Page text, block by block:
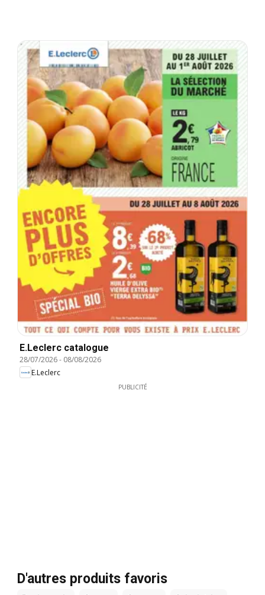
E.Leclerc catalogue
28/07/2026- 08/08/2026
E.Leclerc
PUBLICITÉ
D'autres produits favoris